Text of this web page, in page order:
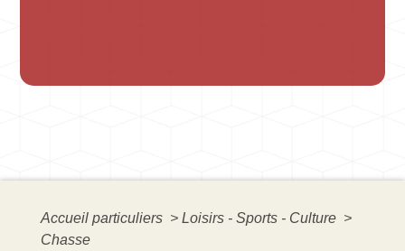
Accueil particuliers > Loisirs - Sports - Culture >
Chasse